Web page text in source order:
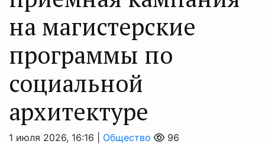
на магистерские
программы по
социальной
архитектуре
1 июля 2026, 16:16 | Общество 96